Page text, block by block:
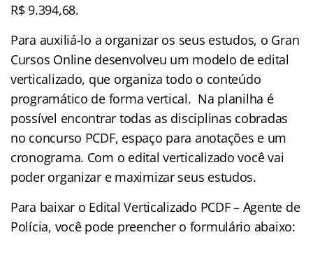
R$ 9.394,68.
Para auxiliá-lo a organizar os seus estudos, o Gran
Cursos Online desenvolveu um modelo de edital
verticalizado, que organiza todo o conteúdo
programático de forma vertical. Na planilha é
possível encontrar todas as disciplinas cobradas
no concurso PCDF, espaço para anotações e um
cronograma. Com o edital verticalizado você vai
poder organizar e maximizar seus estudos.
Para baixar o Edital Verticalizado PCDF – Agente de
Polícia, você pode preencher o formulário abaixo: